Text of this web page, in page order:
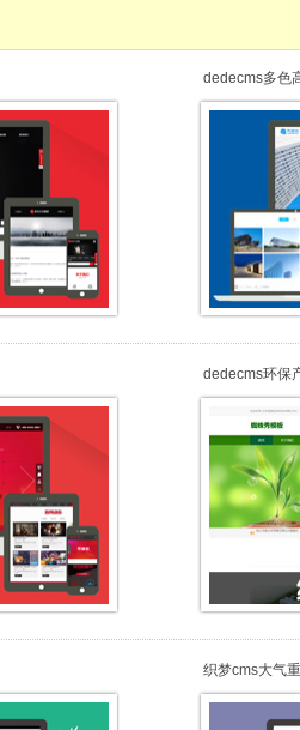
dedecms多色
dedecms环保
织梦cms大气